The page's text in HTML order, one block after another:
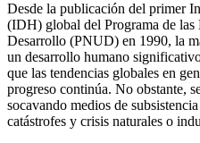
Desde la publicación del primer
(IDH) global del Programa de las
Desarrollo (PNUD) en 1990, la
un desarrollo humano
que las tendencias globales en
progreso continúa. No obstante,
socavando medios de
catástrofes y crisis naturales o